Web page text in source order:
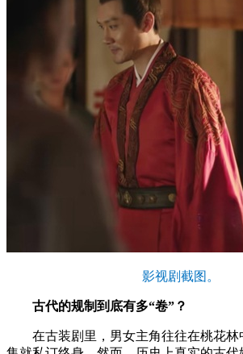
影视剧截图。
古代的规制到底有多“卷”？
在古装剧里，男女主角往往在桃花林